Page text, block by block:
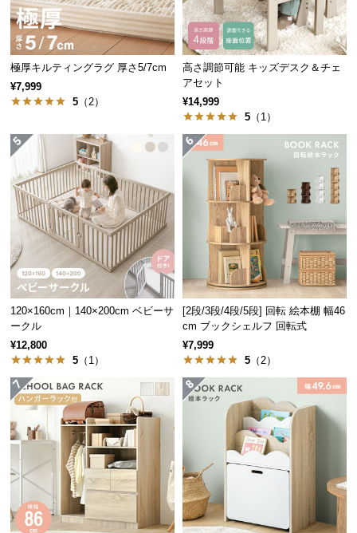
セ
ル
に
つ
い
て
保
証
に
つ
い
て
会
員
約
に
つ
い
て
客
サ
ポ
極厚キルティングラグ 厚さ5/7cm
¥7,999
5 （2）
高さ調節可能 キッズデスク＆チェ
アセット
¥14,999
5 （1）
120×160cm｜140×200cm ベビーサ
ークル
¥12,800
5 （1）
[2段/3段/4段/5段] 回転 絵本棚 幅46
cm ブックシェルフ 回転式
¥7,999
5 （2）